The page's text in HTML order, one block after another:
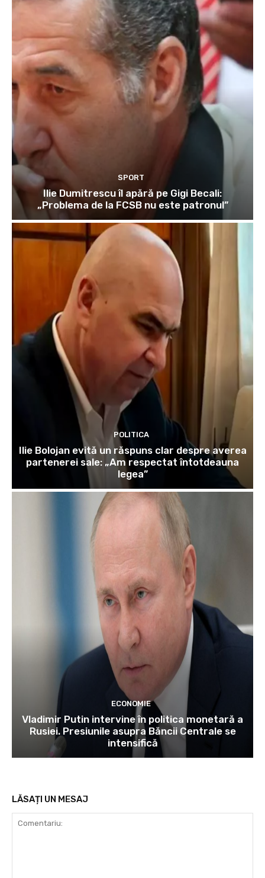
SPORT
Ilie Dumitrescu îl apără pe Gigi Becali:
„Problema de la FCSB nu este patronul”
POLITICA
Ilie Bolojan evită un răspuns clar despre averea
partenerei sale: „Am respectat întotdeauna
legea”
ECONOMIE
Vladimir Putin intervine în politica monetară a
Rusiei. Presiunile asupra Băncii Centrale se
intensifică
LĂSAȚI UN MESAJ